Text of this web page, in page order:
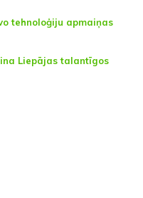
tehnoloģiju apmaiņas
Liepājas talantīgos